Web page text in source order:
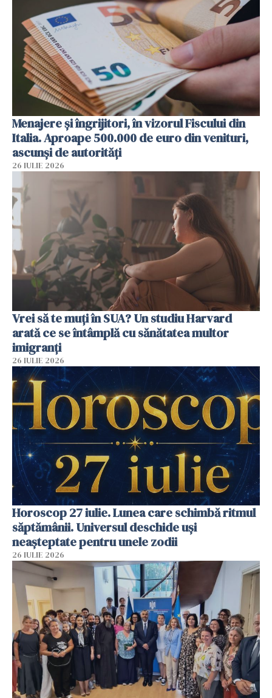
Menajere și îngrijitori, în vizorul Fiscului din
Italia. Aproape 500.000 de euro din venituri,
ascunși de autorități
26 IULIE 2026
Vrei să te muți în SUA? Un studiu Harvard
arată ce se întâmplă cu sănătatea multor
imigranți
26 IULIE 2026
Horoscop 27 iulie. Lunea care schimbă ritmul
săptămânii. Universul deschide uși
neașteptate pentru unele zodii
26 IULIE 2026